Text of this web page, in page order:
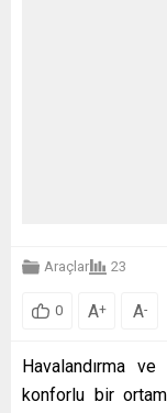
Araçlar 23
0 A+ A-
Havalandırma
konforlu bir